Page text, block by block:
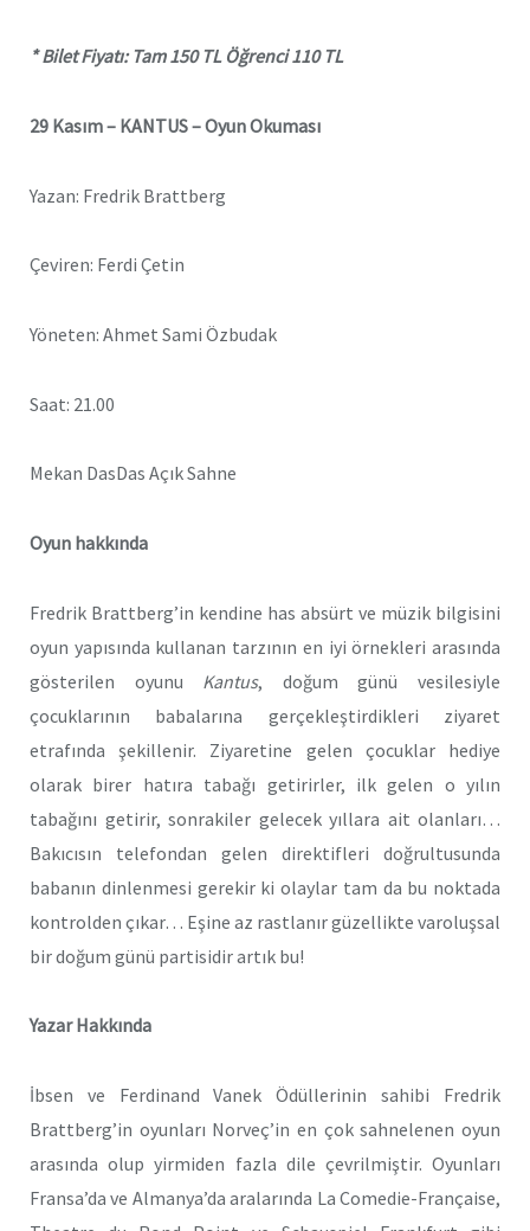
* Bilet Fiyatı: Tam 150 TL Öğrenci 110 TL
29 Kasım – KANTUS – Oyun Okuması
Yazan: Fredrik Brattberg
Çeviren: Ferdi Çetin
Yöneten: Ahmet Sami Özbudak
Saat: 21.00
Mekan DasDas Açık Sahne
Oyun hakkında
Fredrik Brattberg’in kendine has absürt ve müzik bilgisini
oyun yapısında kullanan tarzının en iyi örnekleri arasında
gösterilen oyunu Kantus, doğum günü vesilesiyle
çocuklarının babalarına gerçekleştirdikleri ziyaret
etrafında şekillenir. Ziyaretine gelen çocuklar hediye
olarak birer hatıra tabağı getirirler, ilk gelen o yılın
tabağını getirir, sonrakiler gelecek yıllara ait olanları…
Bakıcısın telefondan gelen direktifleri doğrultusunda
babanın dinlenmesi gerekir ki olaylar tam da bu noktada
kontrolden çıkar… Eşine az rastlanır güzellikte varoluşsal
bir doğum günü partisidir artık bu!
Yazar Hakkında
İbsen ve Ferdinand Vanek Ödüllerinin sahibi Fredrik
Brattberg’in oyunları Norveç’in en çok sahnelenen oyun
arasında olup yirmiden fazla dile çevrilmiştir. Oyunları
Fransa’da ve Almanya’da aralarında La Comedie-Française,